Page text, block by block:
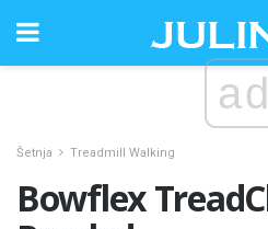
ad
Šetnja Treadmill Walking
Bowflex